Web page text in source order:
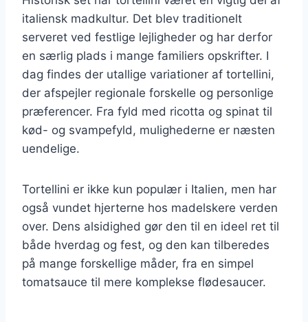
italiensk madkultur. Det blev traditionelt
serveret ved festlige lejligheder og har derfor
en særlig plads i mange familiers opskrifter. I
dag findes der utallige variationer af tortellini,
der afspejler regionale forskelle og personlige
præferencer. Fra fyld med ricotta og spinat til
kød- og svampefyld, mulighederne er næsten
uendelige.
Tortellini er ikke kun populær i Italien, men har
også vundet hjerterne hos madelskere verden
over. Dens alsidighed gør den til en ideel ret til
både hverdag og fest, og den kan tilberedes
på mange forskellige måder, fra en simpel
tomatsauce til mere komplekse flødesaucer.